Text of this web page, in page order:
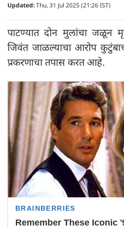
Updated:Thu, 31 Jul 2025 (21:26 IST)
पाटण्यात दोन मुलांचा जळून
जिवंत जाळल्याचा आरोप
प्रकरणाचा तपास करत आहे.